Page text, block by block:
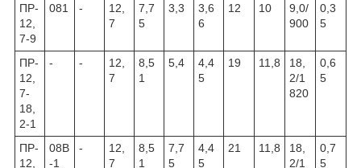
ПР-
12,
7-9
081 -
12,
7
7,7
5
3,3
3,6
6
12 10
9,0/
900
0,3
5
ПР-
12,
7-
18,
2-1
- -
12,
7
8,5
1
5,4
4,4
5
19 11,8
18,
2/1
820
0,6
5
ПР-
12,
08В
-1
-
12,
7
8,5
1
7,7
5
4,4
5
21 11,8
18,
2/1
0,7
5